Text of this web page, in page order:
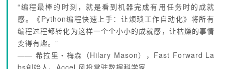
“编程最棒的时刻，就是看到机器完成有用任务时的成就
感。《Python编程快速上手：让烦琐工作自动化》将所有
编程过程都转化为这样一个个小小的成就感，让枯燥的事情
变得有趣。”
—— 希拉里・梅森（Hilary Mason），Fast Forward La